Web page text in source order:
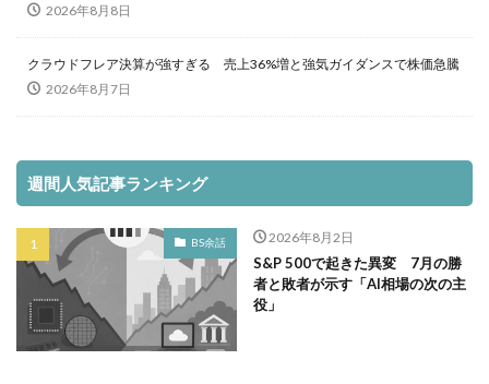
2026年8月8日
クラウドフレア決算が強すぎる 売上36%増と強気ガイダンスで株価急騰
2026年8月7日
週間人気記事ランキング
BS余話 2026年8月2日
S&P 500で起きた異変 7月の勝
者と敗者が示す「AI相場の次の主
役」